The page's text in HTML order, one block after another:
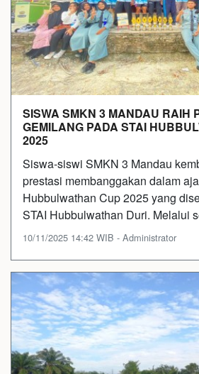
SISWA SMKN 3 MANDAU RAIH
GEMILANG PADA STAI
2025
Siswa-siswi SMKN 3 Mandau
prestasi membanggakan dalam
Hubbulwathan Cup 2025 yang
STAI Hubbulwathan Duri. Melalui
10/11/2025 14:42 WIB - Administrator